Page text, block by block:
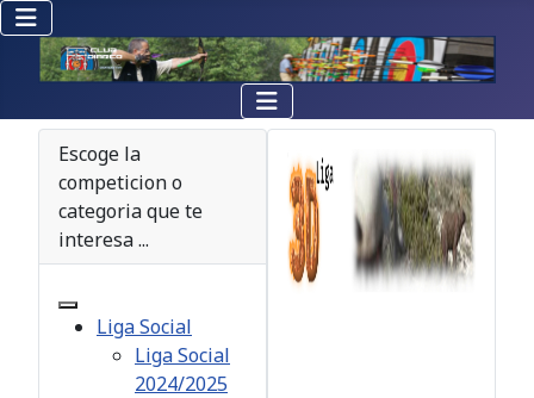
Escoge la
competicion o
categoria que te
interesa ...
Liga Social
Liga Social
2024/2025